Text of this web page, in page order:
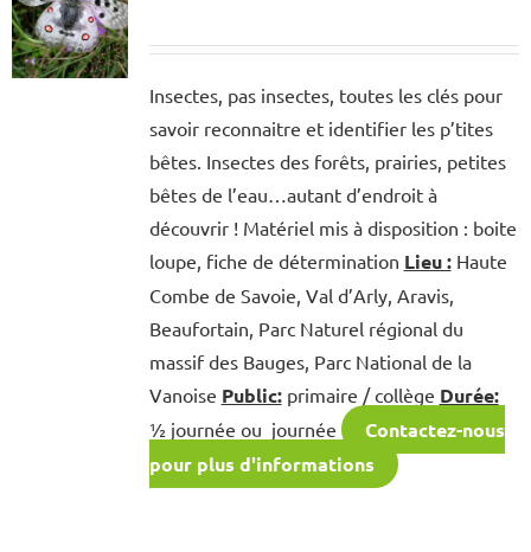
Insectes, pas insectes, toutes les clés pour
savoir reconnaitre et identifier les p’tites
bêtes. Insectes des forêts, prairies, petites
bêtes de l’eau…autant d’endroit à
découvrir ! Matériel mis à disposition : boite
loupe, fiche de détermination Lieu :Haute
Combe de Savoie, Val d’Arly, Aravis,
Beaufortain, Parc Naturel régional du
massif des Bauges, Parc National de la
Vanoise Public:primaire / collège Durée:
½ journée ou journée
Contactez-nous
pour plus d'informations